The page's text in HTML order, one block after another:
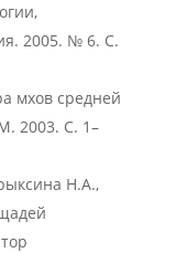
2005. № 6. С.
мхов средней
2003. С. 1–
Н.А.,